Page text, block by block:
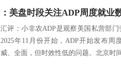
：美盘时段关注ADP周度就业
汇评：小非农ADP是观察美国私营部
2025年11月份开始，ADP开始发布周
威、全面，但时效性低的问题。北京时